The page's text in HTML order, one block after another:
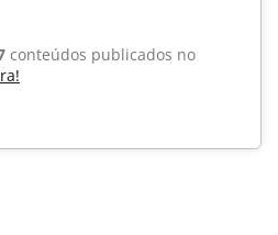
conteúdos publicados no